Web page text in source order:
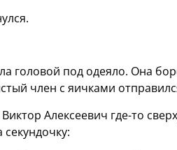
головой под одеяло. Она
член с яичками
Алексеевич где-то